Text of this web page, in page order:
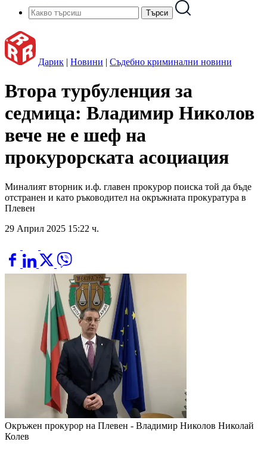
Дарик | Новини | Съдебно криминални новини
Втора турбуленция за
седмица: Владимир Николов
вече не е шеф на
прокурорската асоциация
Миналият вторник и.ф. главен прокурор поиска той да бъде
отстранен и като ръководител на окръжната прокуратура в
Плевен
29 Април 2025 15:22 ч.
Окръжен прокурор на Плевен - Владимир Николов Николай
Колев